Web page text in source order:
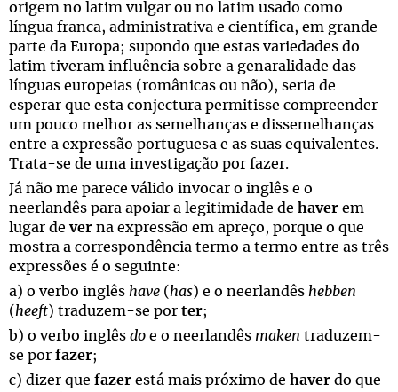
origem no latim vulgar ou no latim usado como
língua franca, administrativa e científica, em grande
parte da Europa; supondo que estas variedades do
latim tiveram influência sobre a genaralidade das
línguas europeias (românicas ou não), seria de
esperar que esta conjectura permitisse compreender
um pouco melhor as semelhanças e dissemelhanças
entre a expressão portuguesa e as suas equivalentes.
Trata-se de uma investigação por fazer.
Já não me parece válido invocar o inglês e o
neerlandês para apoiar a legitimidade de haver em
lugar de ver na expressão em apreço, porque o que
mostra a correspondência termo a termo entre as três
expressões é o seguinte:
a) o verbo inglês have ( has) e o neerlandês hebben
( heeft) traduzem-se por ter;
b) o verbo inglês do e o neerlandês maken traduzem-
se por fazer;
c) dizer que fazer está mais próximo de haver do que